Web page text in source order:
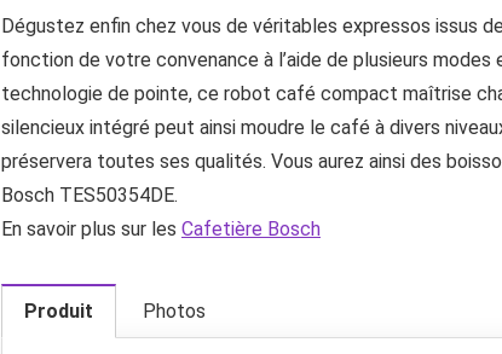
Dégustez enfin chez vous de véritables expressos issus
fonction de votre convenance à l’aide de plusieurs
technologie de pointe, ce robot café compact maîtrise
silencieux intégré peut ainsi moudre le café à divers
préservera toutes ses qualités. Vous aurez ainsi des
Bosch TES50354DE.
En savoir plus sur les Cafetière Bosch
Produit Photos